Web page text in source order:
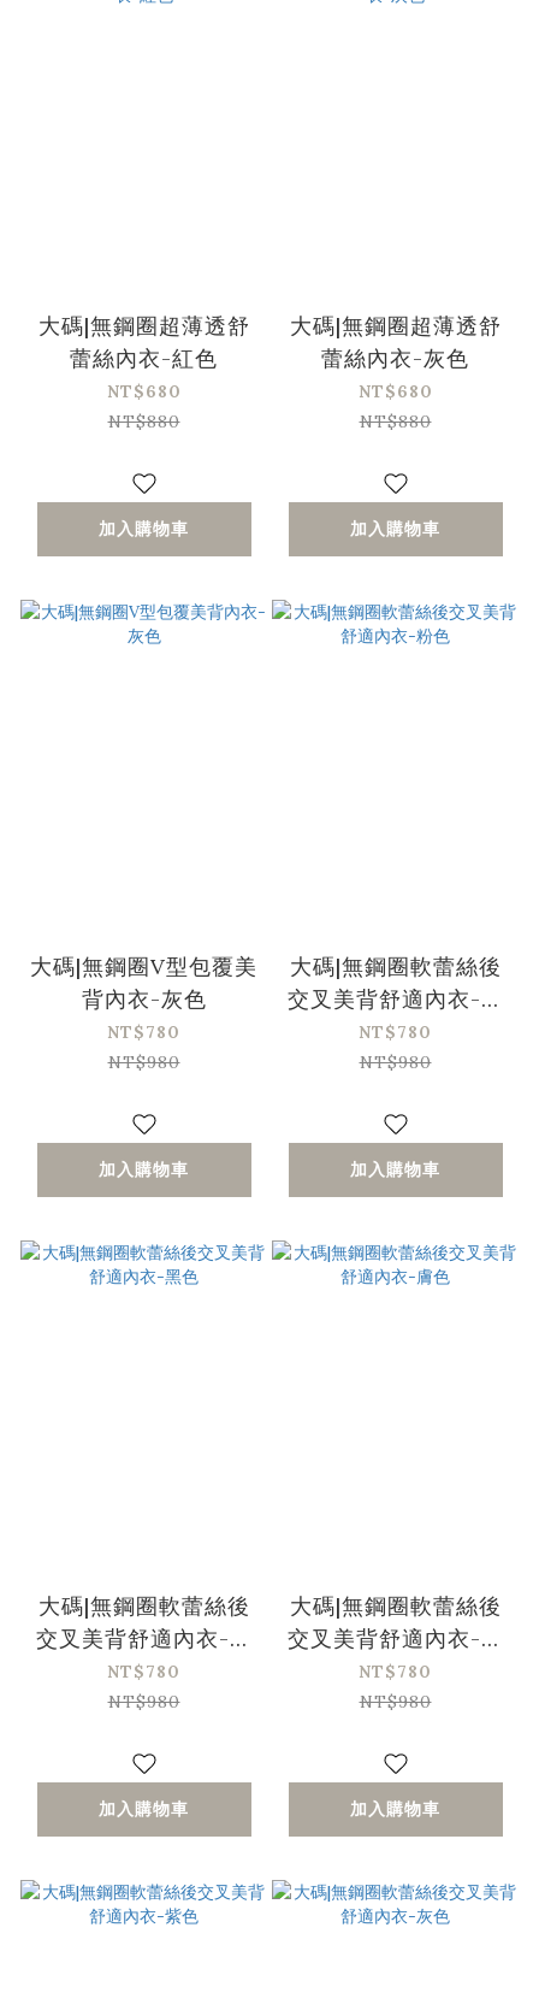
大碼|無鋼圈超薄透舒
蕾絲內衣-紅色
NT$680
NT$880
加入購物車
大碼|無鋼圈超薄透舒
蕾絲內衣-灰色
NT$680
NT$880
加入購物車
大碼|無鋼圈V型包覆美
背內衣-灰色
NT$780
NT$980
加入購物車
大碼|無鋼圈軟蕾絲後
交叉美背舒適內衣-粉
色
NT$780
NT$980
加入購物車
大碼|無鋼圈軟蕾絲後
交叉美背舒適內衣-黑
色
NT$780
NT$980
加入購物車
大碼|無鋼圈軟蕾絲後
交叉美背舒適內衣-膚
色
NT$780
NT$980
加入購物車